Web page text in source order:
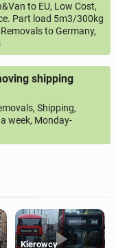
to EU, Low Cost,
Part load 5m3/300kg
to Germany,
shipping
Shipping,
week, Monday-
Kierowcy